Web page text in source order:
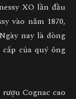
XO lần đầu
vào năm 1870,
nay là dòng
của quý ông
Cognac cao